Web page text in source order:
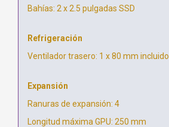
Bahías: 2 x 2.5 pulgadas SSD
Refrigeración
Ventilador trasero: 1 x 80 mm incluido
Expansión
Ranuras de expansión: 4
Longitud máxima GPU: 250 mm